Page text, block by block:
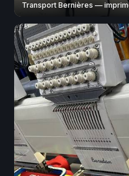
Transport Bernières —